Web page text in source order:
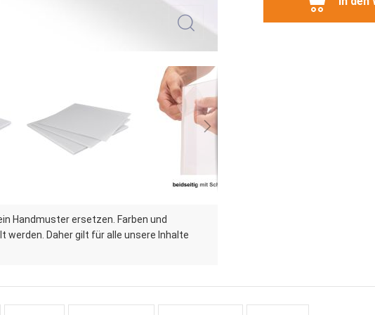
Handmuster ersetzen. Farben und
Daher gilt für alle unsere Inhalte